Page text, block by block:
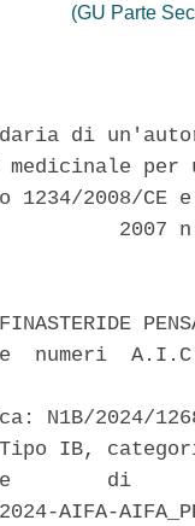
(GU Parte
di
per
1234/2008/
2007
numeri
N1B/2024/
IB,
di
AIFA-